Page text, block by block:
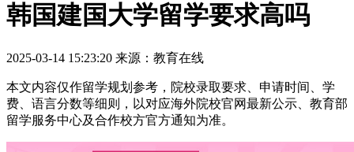
韩国建国大学留学要求高吗
2025-03-14 15:23:20 来源：教育在线
本文内容仅作留学规划参考，院校录取要求、申请时间、学
费、语言分数等细则，以对应海外院校官网最新公示、教育部
留学服务中心及合作校方官方通知为准。